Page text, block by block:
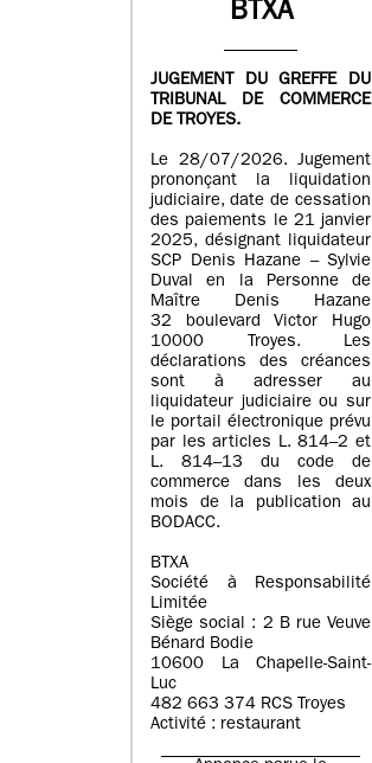
BTXA
JUGEMENT DU GREFFE DU
TRIBUNAL DE COMMERCE
DE TROYES.
Le 28/07/2026. Jugement
prononçant la liquidation
judiciaire, date de cessation
des paiements le 21 janvier
2025, désignant liquidateur
SCP Denis Hazane – Sylvie
Duval en la Personne de
Maître Denis Hazane
32 boulevard Victor Hugo
10000 Troyes. Les
déclarations des créances
sont à adresser au
liquidateur judiciaire ou sur
le portail électronique prévu
par les articles L. 814–2 et
L. 814–13 du code de
commerce dans les deux
mois de la publication au
BODACC.
BTXA
Société à Responsabilité
Limitée
Siège social : 2 B rue Veuve
Bénard Bodie
10600 La Chapelle-Saint-
Luc
482 663 374 RCS Troyes
Activité : restaurant